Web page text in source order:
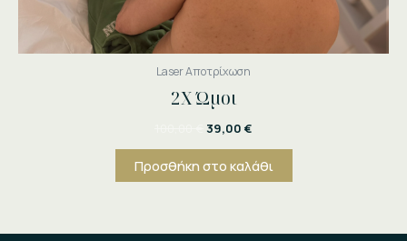
Laser Αποτρίχωση
2Χ Ώμοι
39,00 €
Προσθήκη στο καλάθι